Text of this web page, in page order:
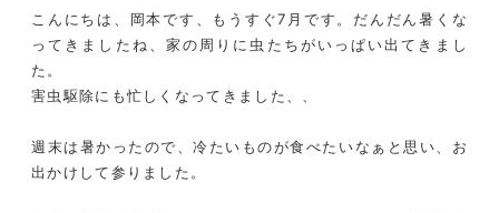
こんにちは、岡本です、もうすぐ7月です。だんだん暑くな
ってきましたね、家の周りに虫たちがいっぱい出てきまし
た。
害虫駆除にも忙しくなってきました、、
週末は暑かったので、冷たいものが食べたいなぁと思い、お
出かけして参りました。